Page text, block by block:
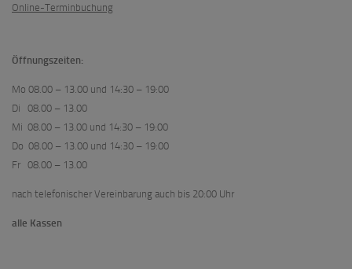
Online-Terminbuchung
Öffnungszeiten:
Mo 08.00 – 13.00 und 14:30 – 19:00
Di 08.00 – 13.00
Mi 08.00 – 13.00 und 14:30 – 19:00
Do 08.00 – 13.00 und 14:30 – 19:00
Fr 08.00 – 13.00
nach telefonischer Vereinbarung auch bis 20:00 Uhr
alle Kassen